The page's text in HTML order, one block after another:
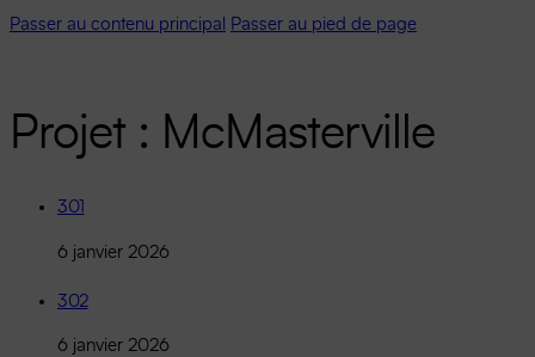
Passer au contenu principal Passer au pied de page
Projet : McMasterville
301
6 janvier 2026
302
6 janvier 2026